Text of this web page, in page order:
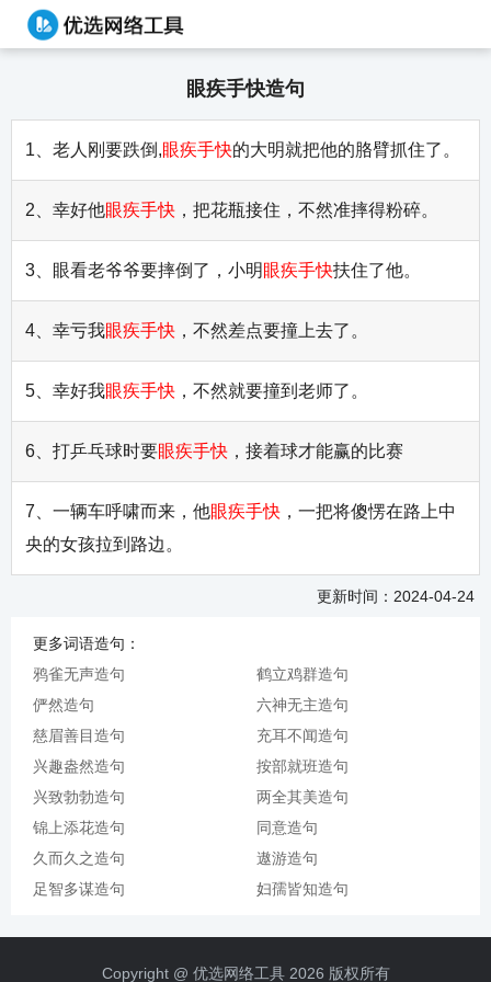
眼疾手快造句
1、老人刚要跌倒,眼疾手快的大明就把他的胳臂抓住了。
2、幸好他眼疾手快 ，把花瓶接住，不然准摔得粉碎。
3、眼看老爷爷要摔倒了，小明 眼疾手快扶住了他。
4、幸亏我眼疾手快 ，不然差点要撞上去了。
5、幸好我眼疾手快 ，不然就要撞到老师了。
6、打乒乓球时要眼疾手快 ，接着球才能赢的比赛
7、一辆车呼啸而来，他眼疾手快 ，一把将傻愣在路上中
央的女孩拉到路边。
更新时间：2024-04-24
更多词语造句：
鸦雀无声造句
鹤立鸡群造句
俨然造句
六神无主造句
慈眉善目造句
充耳不闻造句
兴趣盎然造句
按部就班造句
兴致勃勃造句
两全其美造句
锦上添花造句
同意造句
久而久之造句
遨游造句
足智多谋造句
妇孺皆知造句
Copyright @ 优选网络工具 2026 版权所有